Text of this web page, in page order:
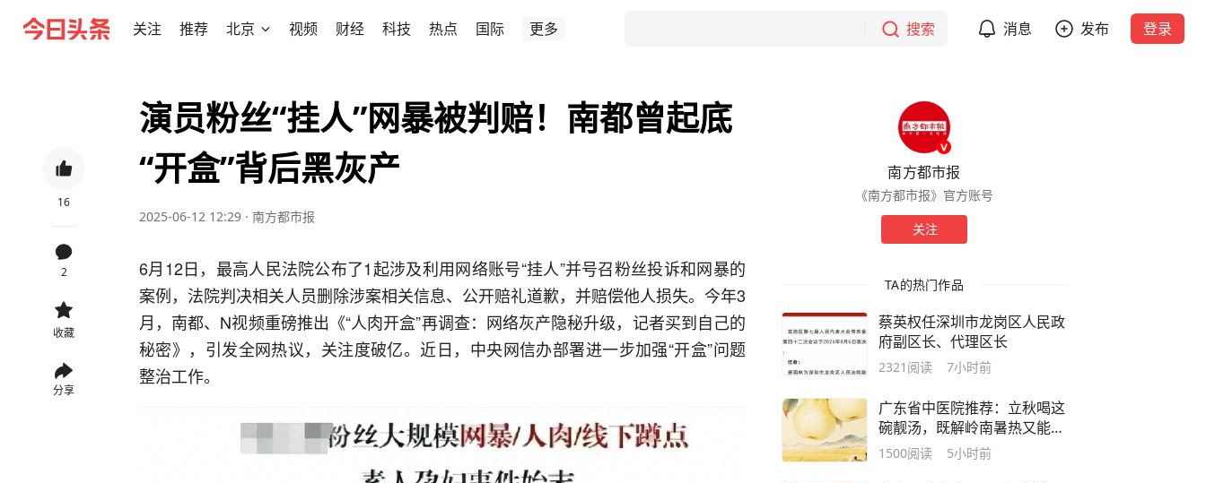
关注 推荐 北京 视频 财经 科技 热点 国际 更多 搜索 消息 发布 登录
16
2
收藏
分享
演员粉丝“挂人”网暴被判赔！南都曾起底
“开盒”背后黑灰产
2025-06-12 12:29 · 南方都市报
6月12日，最高人民法院公布了1起涉及利用网络账号“挂人”并号召粉丝投诉和网暴的
案例，法院判决相关人员删除涉案相关信息、公开赔礼道歉，并赔偿他人损失。今年3
月，南都、N视频重磅推出《“人肉开盒”再调查：网络灰产隐秘升级，记者买到自己的
秘密》，引发全网热议，关注度破亿。近日，中央网信办部署进一步加强“开盒”问题
整治工作。
南方都市报
《南方都市报》官方账号
关注
TA的热门作品
蔡英权任深圳市龙岗区人民政
府副区长、代理区长
2321 阅读 7小时前
广东省中医院推荐：立秋喝这
碗靓汤，既解岭南暑热又能防
秋燥
1500阅读 5小时前